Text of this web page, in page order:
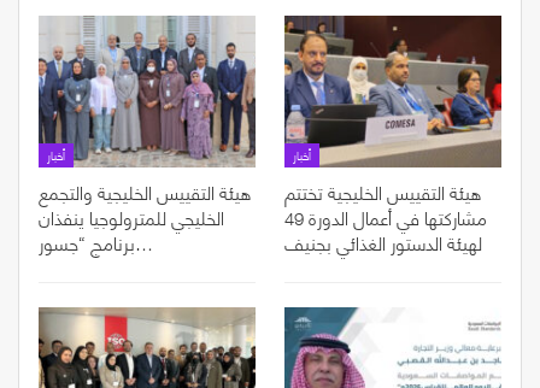
أخبار
هيئة التقييس الخليجية والتجمع
الخليجي للمترولوجيا ينفذان
برنامج “جسور…
أخبار
هيئة التقييس الخليجية تختتم
مشاركتها في أعمال الدورة 49
لهيئة الدستور الغذائي بجنيف